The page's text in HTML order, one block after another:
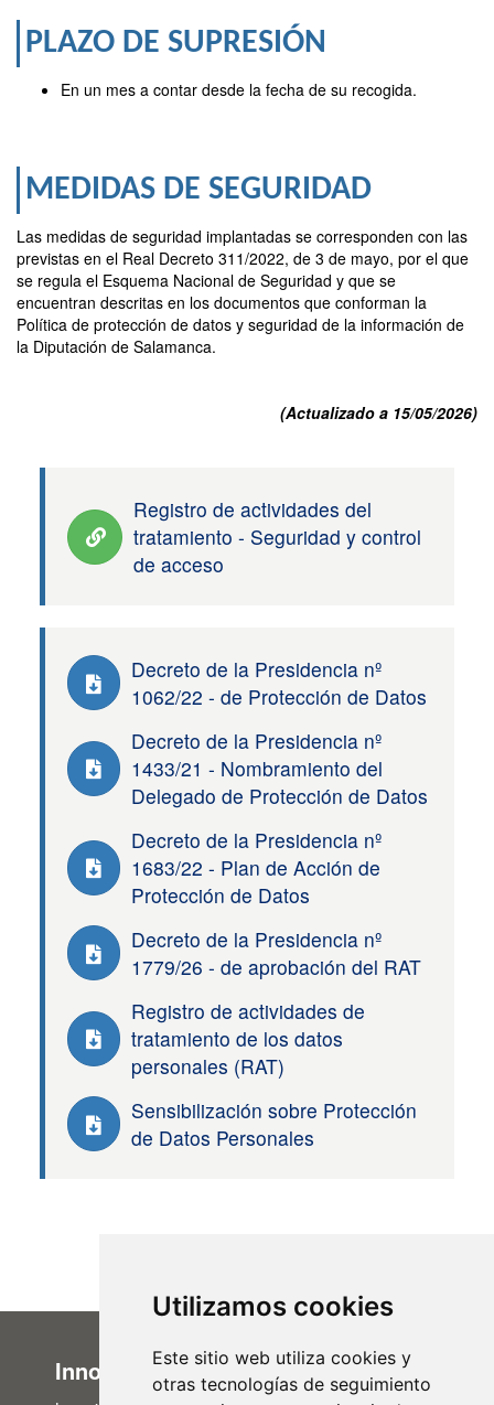
Utilizamos cookies
Este sitio web utiliza cookies y
otras tecnologías de seguimiento
PLAZO DE SUPRESIÓN
En un mes a contar desde la fecha de su recogida.
MEDIDAS DE SEGURIDAD
Las medidas de seguridad implantadas se corresponden con las
previstas en el Real Decreto 311/2022, de 3 de mayo, por el que
se regula el Esquema Nacional de Seguridad y que se
encuentran descritas en los documentos que conforman la
Política de protección de datos y seguridad de la información de
la Diputación de Salamanca.
(Actualizado a 15/05/2026)
Registro de actividades del
tratamiento - Seguridad y control
de acceso
Decreto de la Presidencia nº
1062/22 - de Protección de Datos
Decreto de la Presidencia nº
1433/21 - Nombramiento del
Delegado de Protección de Datos
Decreto de la Presidencia nº
1683/22 - Plan de Acción de
Protección de Datos
Decreto de la Presidencia nº
1779/26 - de aprobación del RAT
Registro de actividades de
tratamiento de los datos
personales (RAT)
Sensibilización sobre Protección
de Datos Personales
Innovación Administrativa